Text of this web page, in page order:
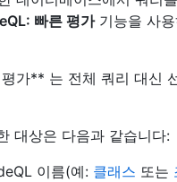
빠른 평가기능을 사용
가** 는 전체 쿼리 대신
대상은 다음과 같습니다:
이름(예: 클래스 또는